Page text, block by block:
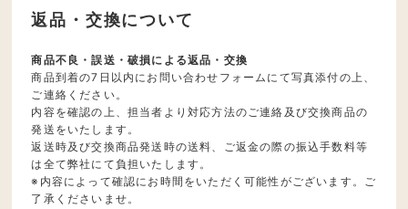
返品・交換について
商品不良・誤送・破損による返品・交換
商品到着の7日以内にお問い合わせフォームにて写真添付の上、
ご連絡ください。
内容を確認の上、担当者より対応方法のご連絡及び交換商品の
発送をいたします。
返送時及び交換商品発送時の送料、ご返金の際の振込手数料等
は全て弊社にて負担いたします。
※内容によって確認にお時間をいただく可能性がございます。ご
了承くださいませ。